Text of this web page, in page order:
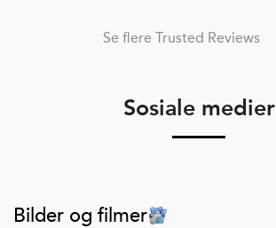
Se flere Trusted Reviews
Sosiale medier
Bilder og filmer